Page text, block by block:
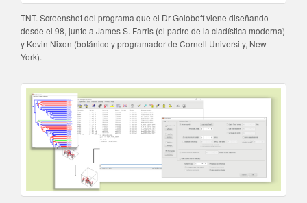
TNT. Screenshot del programa que el Dr Goloboff viene diseñando
desde el 98, junto a James S. Farris (el padre de la cladística moderna)
y Kevin Nixon (botánico y programador de Cornell University, New
York).